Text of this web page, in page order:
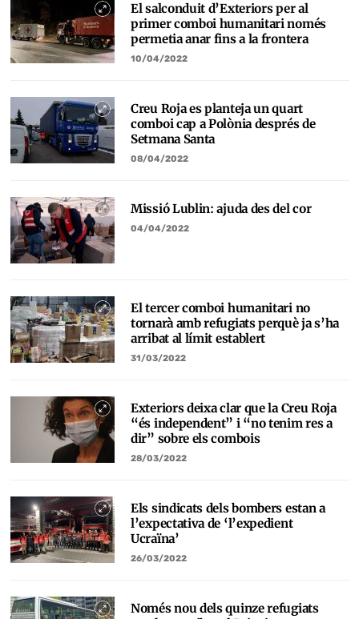
El salconduit d’Exteriors per al
primer comboi humanitari només
permetia anar fins a la frontera
10/04/2022
Creu Roja es planteja un quart
comboi cap a Polònia després de
Setmana Santa
08/04/2022
Missió Lublin: ajuda des del cor
04/04/2022
El tercer comboi humanitari no
tornarà amb refugiats perquè ja s’ha
arribat al límit establert
31/03/2022
Exteriors deixa clar que la Creu Roja
“és independent” i “no tenim res a
dir” sobre els combois
28/03/2022
Els sindicats dels bombers estan a
l’expectativa de ‘l’expedient
Ucraïna’
26/03/2022
Només nou dels quinze refugiats